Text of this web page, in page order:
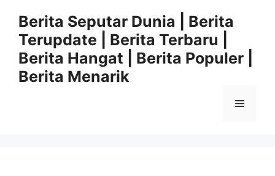
Berita Seputar Dunia | Berita
Terupdate | Berita Terbaru |
Berita Hangat | Berita Populer |
Berita Menarik
Menu